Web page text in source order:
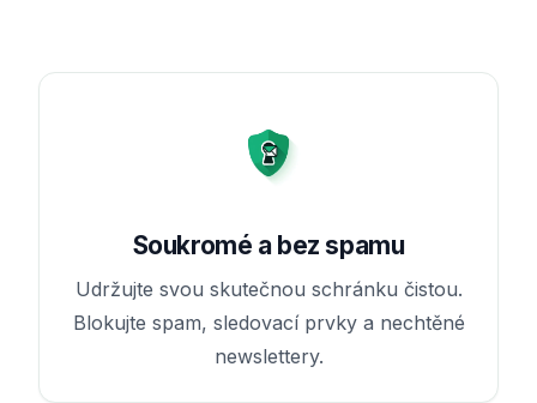
Soukromé a bez spamu
Udržujte svou skutečnou schránku čistou.
Blokujte spam, sledovací prvky a nechtěné
newslettery.